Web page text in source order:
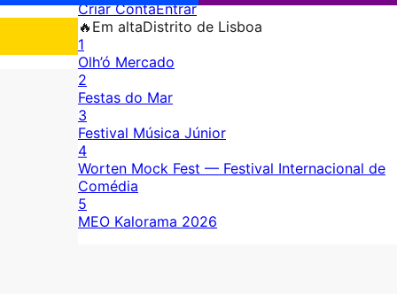
Criar ContaEntrar
🔥 Em altaDistrito de Lisboa
1
Olh’ó Mercado
2
Festas do Mar
3
Festival Música Júnior
4
Worten Mock Fest — Festival Internacional de
Comédia
5
MEO Kalorama 2026